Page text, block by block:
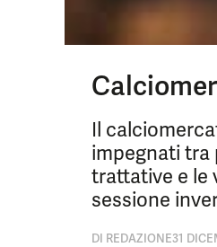
Il
impegnati tra
trattative e le
sessione
DI REDAZIONE31